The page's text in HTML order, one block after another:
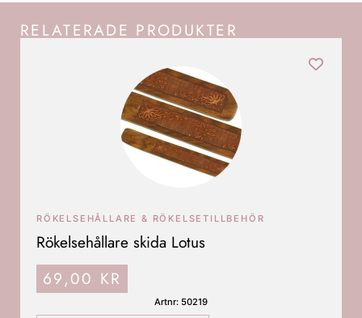
RELATERADE PRODUKTER
RÖKELSEHÅLLARE & RÖKELSETILLBEHÖR
Rökelsehållare skida Lotus
69,00 KR
Artnr: 50219